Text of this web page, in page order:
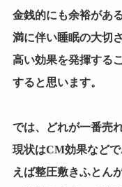
金銭的にも余裕があ
満に伴い睡眠の大切
高い効果を発揮する
すると思います。
では、どれが一番売
現状はCM効果など
えば整圧敷きふとん